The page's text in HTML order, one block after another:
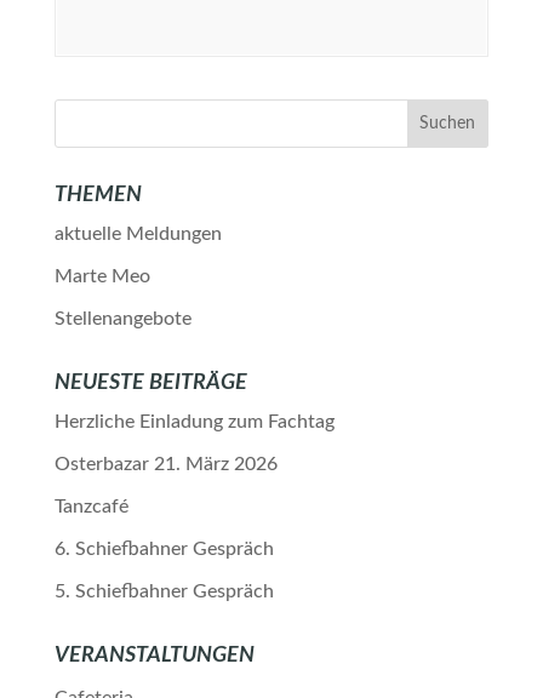
THEMEN
aktuelle Meldungen
Marte Meo
Stellenangebote
NEUESTE BEITRÄGE
Herzliche Einladung zum Fachtag
Osterbazar 21. März 2026
Tanzcafé
6. Schiefbahner Gespräch
5. Schiefbahner Gespräch
VERANSTALTUNGEN